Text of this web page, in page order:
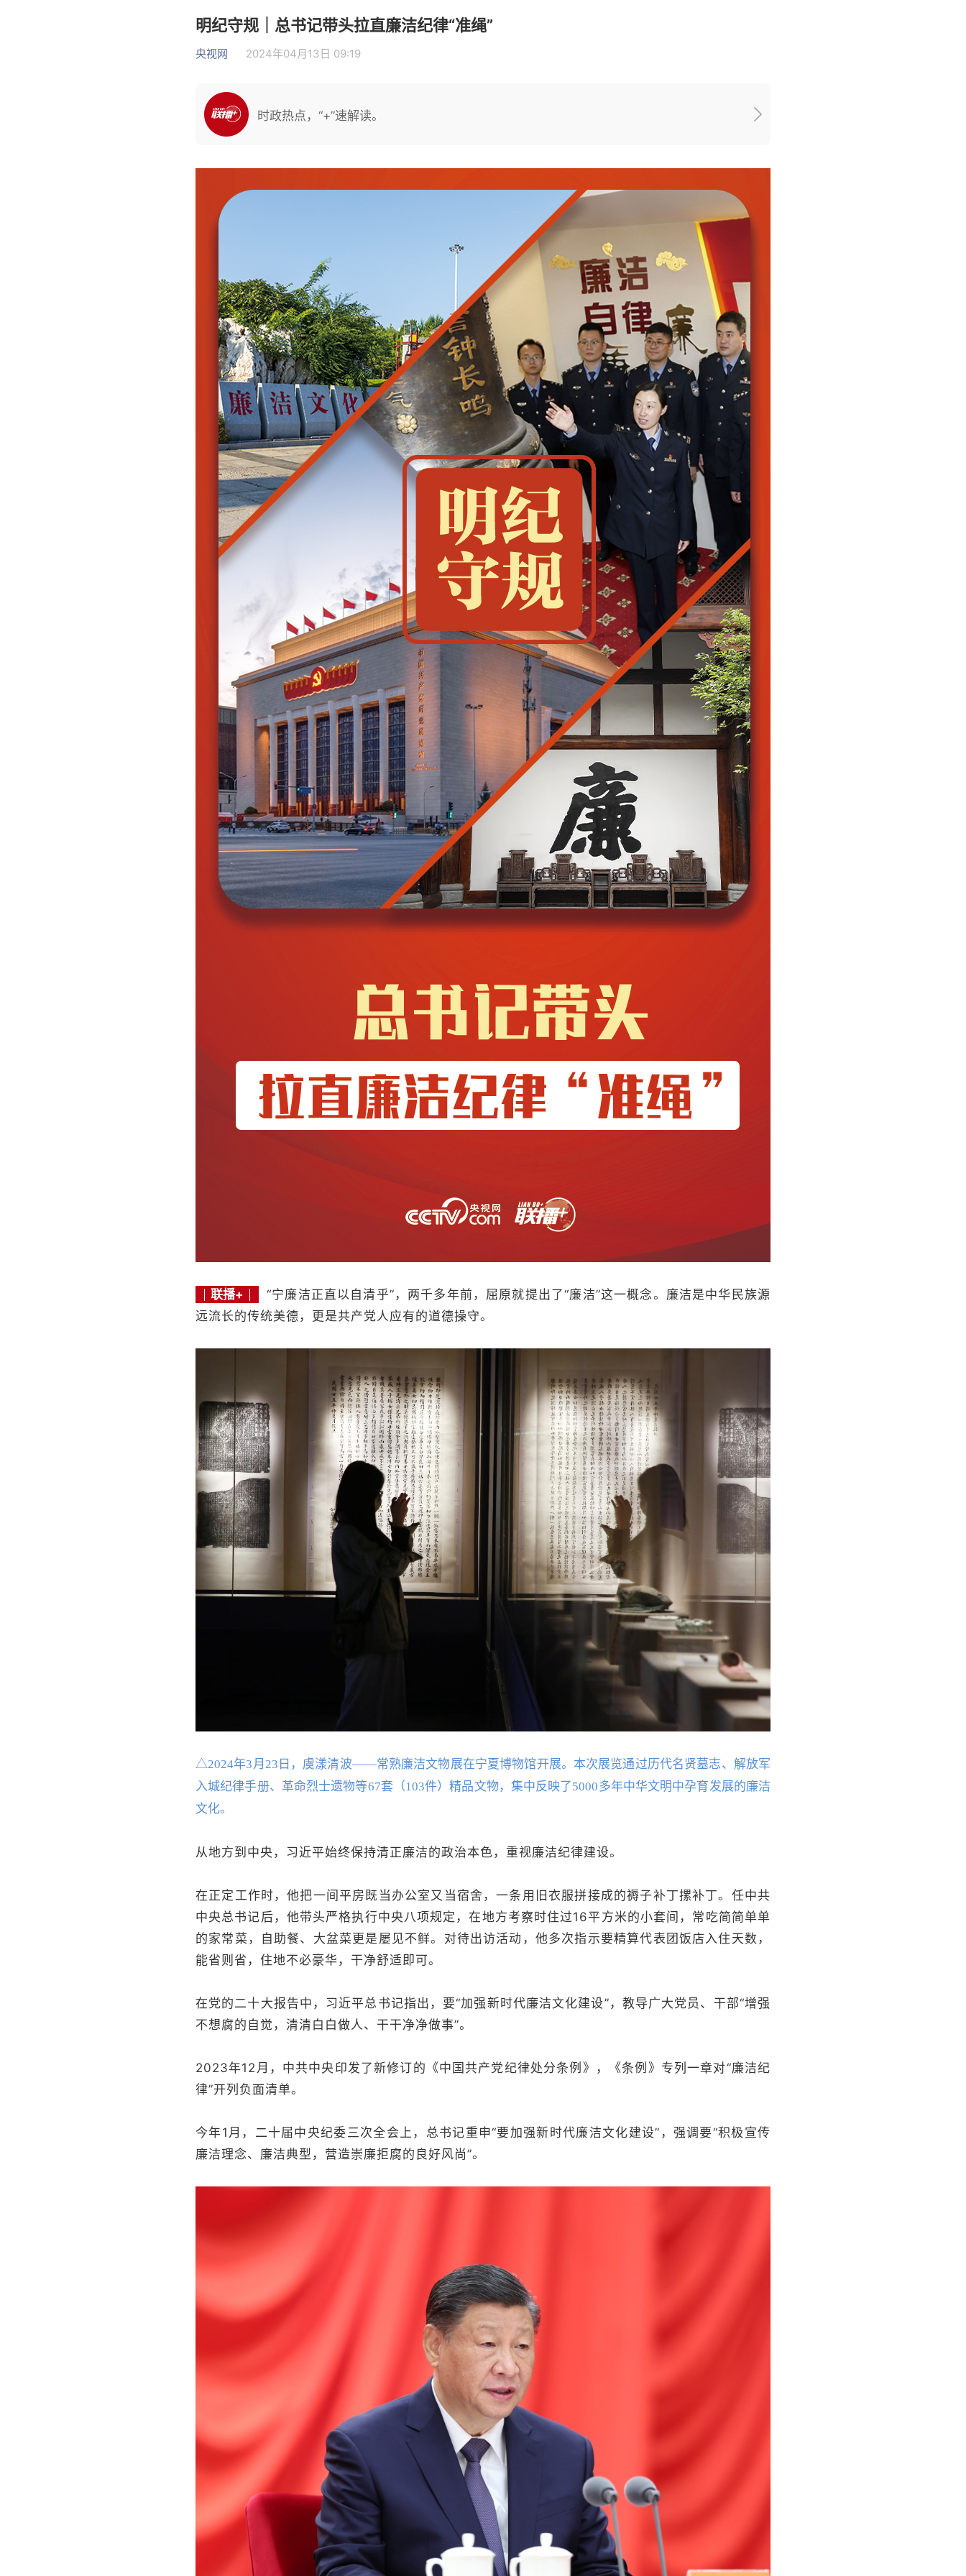
明纪守规｜总书记带头拉直廉洁纪律“准绳”
央视网 2024年04月13日 09:19
时政热点，“+”速解读。
联播+
“宁廉洁正直以自清乎”，两千多年前，屈原就提出了“廉洁”这一概念。廉洁是中华民族源
远流长的传统美德，更是共产党人应有的道德操守。
△2024年3月23日，虞漾清波——常熟廉洁文物展在宁夏博物馆开展。本次展览通过历代名贤墓志、解放军
入城纪律手册、革命烈士遗物等67套（103件）精品文物，集中反映了5000多年中华文明中孕育发展的廉洁
文化。
从地方到中央，习近平始终保持清正廉洁的政治本色，重视廉洁纪律建设。
在正定工作时，他把一间平房既当办公室又当宿舍，一条用旧衣服拼接成的褥子补丁摞补丁。任中共
中央总书记后，他带头严格执行中央八项规定，在地方考察时住过16平方米的小套间，常吃简简单单
的家常菜，自助餐、大盆菜更是屡见不鲜。对待出访活动，他多次指示要精算代表团饭店入住天数，
能省则省，住地不必豪华，干净舒适即可。
在党的二十大报告中，习近平总书记指出，要“加强新时代廉洁文化建设”，教导广大党员、干部“增强
不想腐的自觉，清清白白做人、干干净净做事”。
2023年12月，中共中央印发了新修订的《中国共产党纪律处分条例》，《条例》专列一章对“廉洁纪
律”开列负面清单。
今年1月，二十届中央纪委三次全会上，总书记重申“要加强新时代廉洁文化建设”，强调要“积极宣传
廉洁理念、廉洁典型，营造崇廉拒腐的良好风尚”。